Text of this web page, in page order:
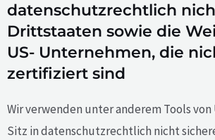
datenschutzrechtlich
Drittstaaten sowie die
US- Unternehmen, die
zertifiziert sind
Wir verwenden unter anderem Tools
Sitz in datenschutzrechtlich nicht